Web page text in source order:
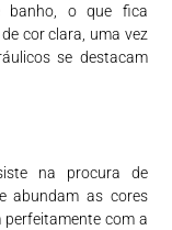
banho, o que fica
cor clara, uma vez
se destacam
na procura de
abundam as cores
com a